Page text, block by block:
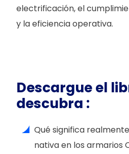
electrificación, el
y la eficiencia operativa.
Descargue el
descubra :
Qué significa
nativa en los armarios